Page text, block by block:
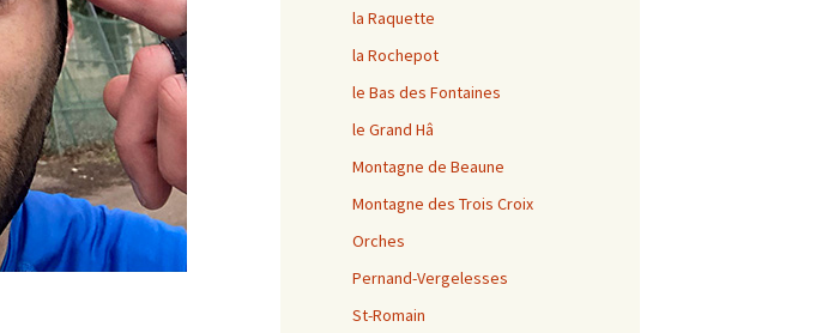
la Chaleur
la Grande Montagne
la Peute Montagne
la Rente de l’Union
Lantilly
la Raquette
la Rochepot
le Bas des Fontaines
le Grand Hâ
Montagne de Beaune
Montagne des Trois Croix
Orches
Pernand-Vergelesses
St-Romain